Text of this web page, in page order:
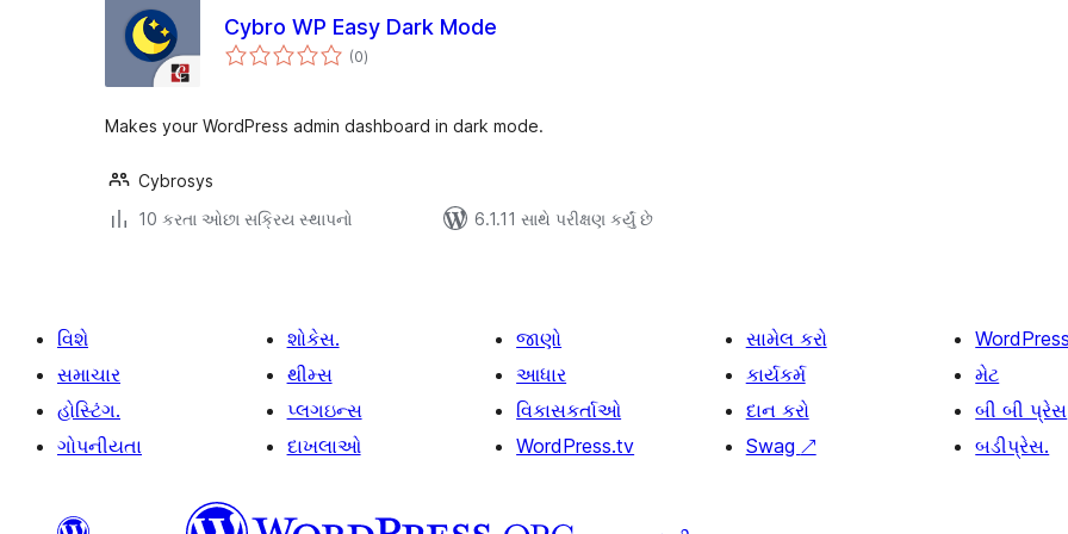
Cybro WP Easy Dark Mode
(0કુલ
રેટિંગ્સ
)
Makes your WordPress admin dashboard in dark mode.
Cybrosys
10 કરતા ઓછા સક્રિય સ્થાપનો
6.1.11 સાથે પરીક્ષણ કર્યું છે
વિશે
સમાચાર
હોસ્ટિંગ.
ગોપનીયતા
શોકેસ.
થીમ્સ
પ્લગઇન્સ
દાખલાઓ
જાણો
આધાર
વિકાસકર્તાઓ
WordPress.tv
સામેલ કરો
કાર્યકર્મ
દાન કરો
Swag ↗
મેટ
બી બી પ્રેસ
બડીપ્રેસ.